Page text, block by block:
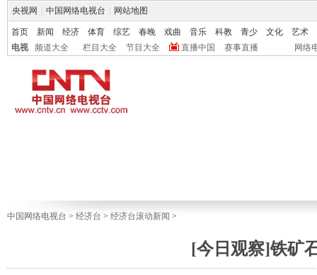
央视网 中国网络电视台 网站地图
首页 新闻 经济 体育 综艺 春晚 戏曲 音乐 科教 青少 文化
艺术
电视
频道大全 栏目大全 节目大全 直播中国 赛事直播 网络
中国网络电视台 > 经济台 > 经济台滚动新闻 >
[今日观察]铁矿